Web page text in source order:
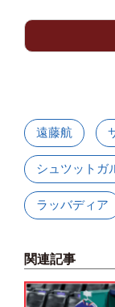
遠藤航
シュツットガ
ラッバディア
関連記事